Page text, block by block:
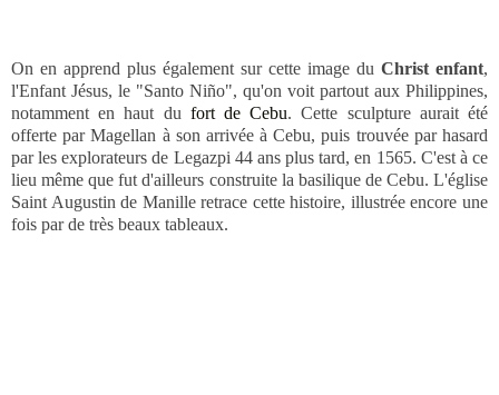
On en apprend plus également sur cette image du Christ enfant,
l'Enfant Jésus, le "Santo Niño", qu'on voit partout aux Philippines,
notamment en haut du fort de Cebu. Cette sculpture aurait été
offerte par Magellan à son arrivée à Cebu, puis trouvée par hasard
par les explorateurs de Legazpi 44 ans plus tard, en 1565. C'est à ce
lieu même que fut d'ailleurs construite la basilique de Cebu. L'église
Saint Augustin de Manille retrace cette histoire, illustrée encore une
fois par de très beaux tableaux.